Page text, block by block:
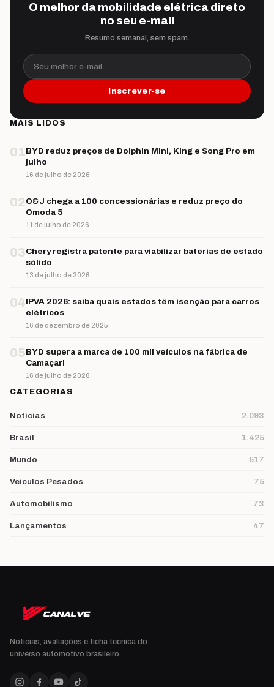
O melhor da mobilidade elétrica direto
no seu e-mail
Resumo semanal, sem spam.
Seu melhor e-mail
Inscrever-se
MAIS LIDOS
01BYD reduz preços de Dolphin Mini, King e Song Pro em
julho
16 de julho de 2026
02 O&J chega a 100 concessionárias e reduz preço do
Omoda 5
11 de julho de 2026
03Chery registra patente para viabilizar baterias de estado
sólido
13 de julho de 2026
04IPVA 2026: saiba quais estados têm isenção para carros
elétricos
16 de dezembro de 2025
05BYD supera a marca de 100 mil veículos na fábrica de
Camaçari
16 de julho de 2026
CATEGORIAS
Notícias 2.093
Brasil 1.425
Mundo 517
Veículos Pesados 75
Automobilismo 73
Lançamentos 47
Notícias, avaliações e ficha técnica do
universo automotivo brasileiro.